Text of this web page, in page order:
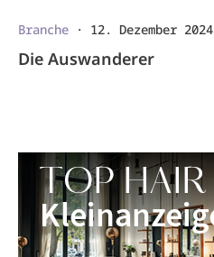
Branche · 12. Dezember 2024
Die Auswanderer